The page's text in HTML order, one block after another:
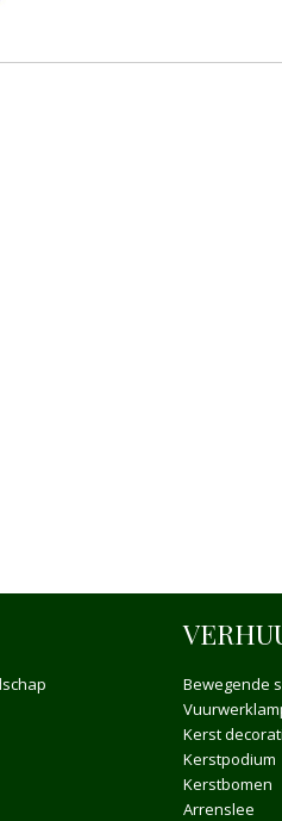
Bewegende
Kerst
Kerstpodium
Kerstbomen
Arrenslee